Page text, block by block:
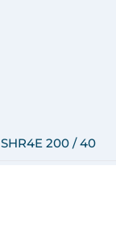
SHR4E 200 / 40